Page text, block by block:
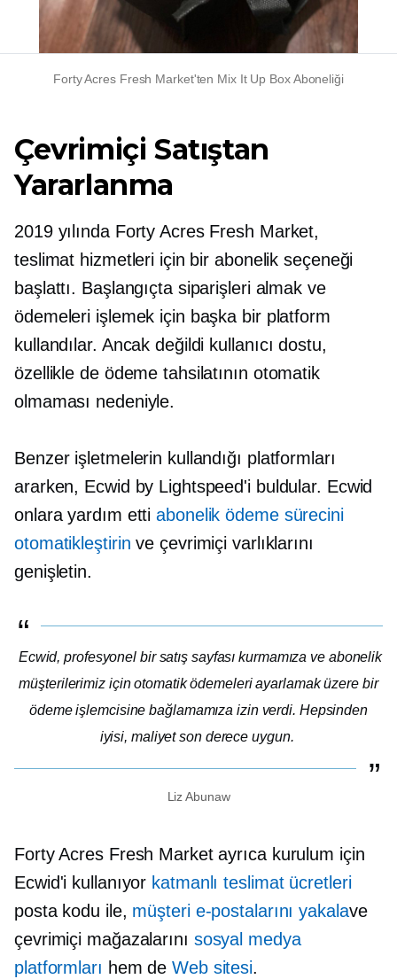
Forty Acres Fresh Market'ten Mix It Up Box Aboneliği
Çevrimiçi Satıştan
Yararlanma
2019 yılında Forty Acres Fresh Market,
teslimat hizmetleri için bir abonelik seçeneği
başlattı. Başlangıçta siparişleri almak ve
ödemeleri işlemek için başka bir platform
kullandılar. Ancak değildi kullanıcı dostu,
özellikle de ödeme tahsilatının otomatik
olmaması nedeniyle.
Benzer işletmelerin kullandığı platformları
ararken, Ecwid by Lightspeed'i buldular. Ecwid
onlara yardım ettiabonelik ödeme sürecini
otomatikleştirin ve çevrimiçi varlıklarını
genişletin.
Ecwid, profesyonel bir satış sayfası kurmamıza ve abonelik
müşterilerimiz için otomatik ödemeleri ayarlamak üzere bir
ödeme işlemcisine bağlamamıza izin verdi. Hepsinden
iyisi, maliyet son derece uygun.
Liz Abunaw
Forty Acres Fresh Market ayrıca kurulum için
Ecwid'i kullanıyor katmanlı teslimat ücretleri
posta kodu ile, müşteri e-postalarını yakalave
çevrimiçi mağazalarını sosyal medya
platformları hem deWeb sitesi.